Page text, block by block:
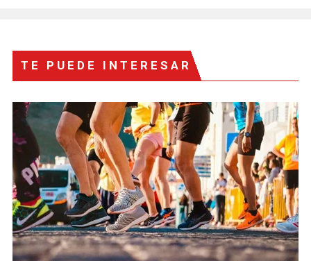
TE PUEDE INTERESAR